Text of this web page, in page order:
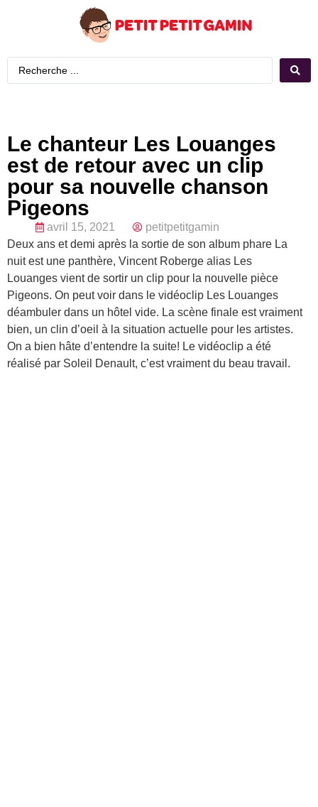
Le chanteur Les Louanges
est de retour avec un clip
pour sa nouvelle chanson
Pigeons
avril 15, 2021
petitpetitgamin
Deux ans et demi après la sortie de son album phare La
nuit est une panthère, Vincent Roberge alias Les
Louanges vient de sortir un clip pour la nouvelle pièce
Pigeons. On peut voir dans le vidéoclip Les Louanges
déambuler dans un hôtel vide. La scène finale est vraiment
bien, un clin d’oeil à la situation actuelle pour les artistes.
On a bien hâte d’entendre la suite! Le vidéoclip a été
réalisé par Soleil Denault, c’est vraiment du beau travail.